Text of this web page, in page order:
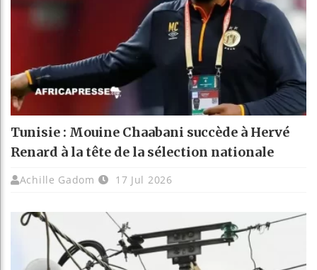
Tunisie : Mouine Chaabani succède à Hervé
Renard à la tête de la sélection nationale
Achille Gadom 17 Jul 2026